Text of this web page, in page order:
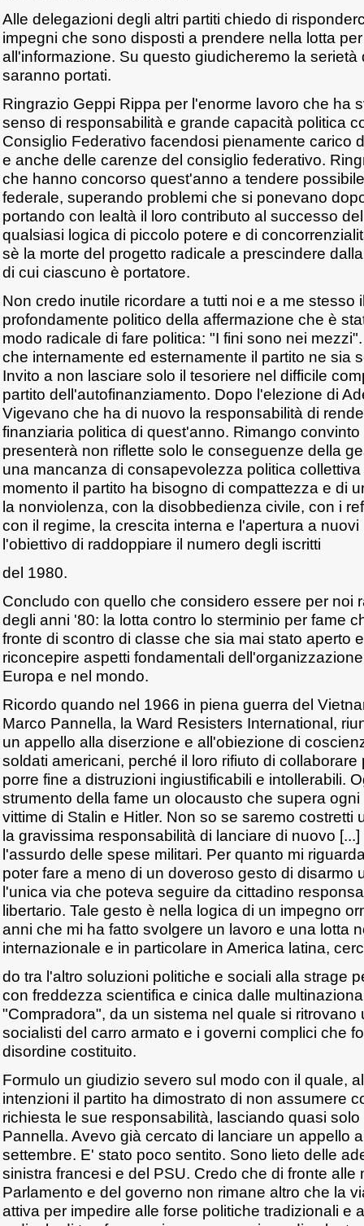
Alle delegazioni degli altri partiti chiedo di
impegni che sono disposti a prendere nella lotta
all'informazione. Su questo giudicheremo la serietà
saranno portati.
Ringrazio Geppi Rippa per l'enorme lavoro che ha
senso di responsabilità e grande capacità politica
Consiglio Federativo facendosi pienamente carico
e anche delle carenze del consiglio federativo.
che hanno concorso quest'anno a tendere
federale, superando problemi che si ponevano
portando con lealtà il loro contributo al successo
qualsiasi logica di piccolo potere e di
sè la morte del progetto radicale a prescindere
di cui ciascuno è portatore.
Non credo inutile ricordare a tutti noi e a me stesso
profondamente politico della affermazione che è
modo radicale di fare politica: "I fini sono nei
che internamente ed esternamente il partito ne sia
Invito a non lasciare solo il tesoriere nel difficile
partito dell'autofinanziamento. Dopo l'elezione di
Vigevano che ha di nuovo la responsabilità di
finanziaria politica di quest'anno. Rimango
presenterà non riflette solo le conseguenze della
una mancanza di consapevolezza politica
momento il partito ha bisogno di compattezza e di
la nonviolenza, con la disobbedienza civile, con i
con il regime, la crescita interna e l'apertura a
l'obiettivo di raddoppiare il numero degli iscritti
del 1980.
Concludo con quello che considero essere per noi
degli anni '80: la lotta contro lo sterminio per fame
fronte di scontro di classe che sia mai stato aperto
riconcepire aspetti fondamentali
Europa e nel mondo.
Ricordo quando nel 1966 in piena guerra del
Marco Pannella, la Ward Resisters International,
un appello alla diserzione e all'obiezione di
soldati americani, perché il loro rifiuto di
porre fine a distruzioni ingiustificabili e intollerabili.
strumento della fame un olocausto che supera
vittime di Stalin e Hitler. Non so se saremo costretti
la gravissima responsabilità di lanciare di nuovo
l'assurdo delle spese militari. Per quanto mi
poter fare a meno di un doveroso gesto di disarmo
l'unica via che poteva seguire da cittadino
libertario. Tale gesto è nella logica di un impegno
anni che mi ha fatto svolgere un lavoro e una lotta
internazionale e in particolare in America latina,
do tra l'altro soluzioni politiche e sociali alla strage
con freddezza scientifica e cinica dalle
"Compradora", da un sistema nel quale si ritrovano
socialisti del carro armato e i governi complici che
disordine costituito.
Formulo un giudizio severo sul modo con il quale,
intenzioni il partito ha dimostrato di non assumere
richiesta le sue responsabilità, lasciando quasi
Pannella. Avevo già cercato di lanciare un appello
settembre. E' stato poco sentito. Sono lieto delle
sinistra francesi e del PSU. Credo che di fronte alle
Parlamento e del governo non rimane altro che la
attiva per impedire alle forse politiche tradizionali e